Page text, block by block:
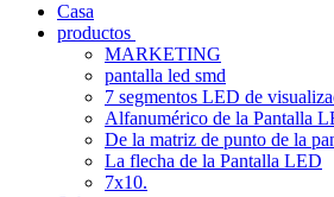
Casa
productos
MARKETING
pantalla led smd
7 segmentos LED de
Alfanumérico de la Pantalla
De la matriz de punto de la
La flecha de la Pantalla LED
7x10.